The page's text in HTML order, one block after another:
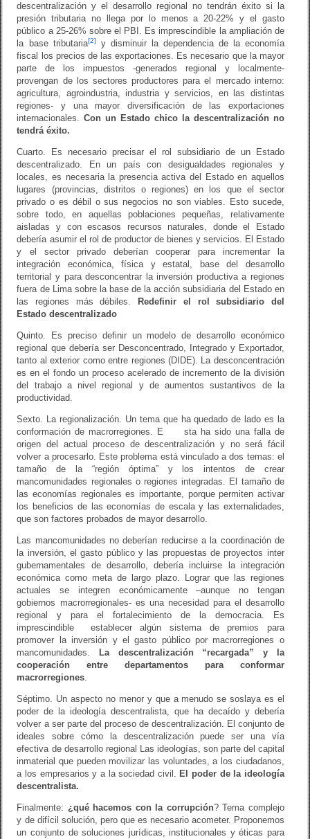
descentralización y el desarrollo regional no tendrán éxito si la
presión tributaria no llega por lo menos a 20-22% y el gasto
público a 25-26% sobre el PBI. Es imprescindible la ampliación de
la base tributaria[2]
y disminuir la dependencia de la economía
fiscal los precios de las exportaciones. Es necesario que la mayor
parte de los impuestos -generados regional y localmente-
provengan de los sectores productores para el mercado interno:
agricultura, agroindustria, industria y servicios, en las distintas
regiones- y una mayor diversificación de las exportaciones
internacionales.Con un Estado chico la descentralización no
tendrá éxito.
Cuarto. Es necesario precisar el rol subsidiario de un Estado
descentralizado. En un país con desigualdades regionales y
locales, es necesaria la presencia activa del Estado en aquellos
lugares (provincias, distritos o regiones) en los que el sector
privado o es débil o sus negocios no son viables. Esto sucede,
sobre todo, en aquellas poblaciones pequeñas, relativamente
aisladas y con escasos recursos naturales, donde el Estado
debería asumir el rol de productor de bienes y servicios. El Estado
y el sector privado deberían cooperar para incrementar la
integración económica, física y estatal, base del desarrollo
territorial y para desconcentrar la inversión productiva a regiones
fuera de Lima sobre la base de la acción subsidiaria del Estado en
las regiones más débiles. Redefinir el rol subsidiario del
Estado descentralizado
Quinto. Es preciso definir un modelo de desarrollo económico
regional que debería ser Desconcentrado, Integrado y Exportador,
tanto al exterior como entre regiones (DIDE). La desconcentración
es en el fondo un proceso acelerado de incremento de la división
del trabajo a nivel regional y de aumentos sustantivos de la
productividad.
Sexto. La regionalización. Un tema que ha quedado de lado es la
conformación de macrorregiones. E sta ha sido una falla de
origen del actual proceso de descentralización y no será fácil
volver a procesarlo. Este problema está vinculado a dos temas: el
tamaño de la “región óptima” y los intentos de crear
mancomunidades regionales o regiones integradas. El tamaño de
las economías regionales es importante, porque permiten activar
los beneficios de las economías de escala y las externalidades,
que son factores probados de mayor desarrollo.
Las mancomunidades no deberían reducirse a la coordinación de
la inversión, el gasto público y las propuestas de proyectos inter
gubernamentales de desarrollo, debería incluirse la integración
económica como meta de largo plazo. Lograr que las regiones
actuales se integren económicamente –aunque no tengan
gobiernos macrorregionales- es una necesidad para el desarrollo
regional y para el fortalecimiento de la democracia. Es
imprescindible establecer algún sistema de premios para
promover la inversión y el gasto público por macrorregiones o
mancomunidades.
La descentralización “recargada” y la
cooperación entre departamentos para conformar
macrorregiones.
Séptimo. Un aspecto no menor y que a menudo se soslaya es el
poder de la ideología descentralista, que ha decaído y debería
volver a ser parte del proceso de descentralización. El conjunto de
ideales sobre cómo la descentralización puede ser una vía
efectiva de desarrollo regional Las ideologías, son parte del capital
inmaterial que pueden movilizar las voluntades, a los ciudadanos,
a los empresarios y a la sociedad civil. El poder de la ideología
descentralista.
Finalmente: ¿qué hacemos con la corrupción? Tema complejo
y de difícil solución, pero que es necesario acometer. Proponemos
un conjunto de soluciones jurídicas, institucionales y éticas para